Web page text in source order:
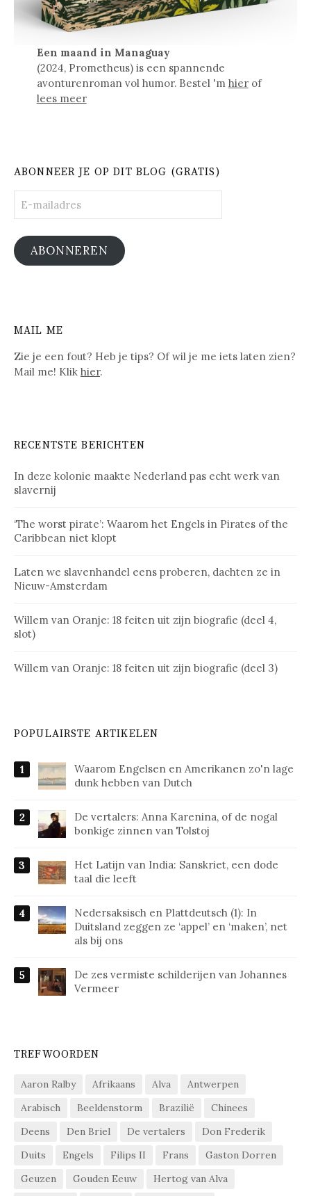
Een maand in Managuay
(2024, Prometheus) is een spannende
avonturenroman vol humor. Bestel 'm hierof
lees meer
ABONNEER JE OP DIT BLOG (GRATIS)
mailadres
ABONNEREN
MAIL ME
Zie je een fout? Heb je tips? Of wil je me iets laten zien?
Mail me! Klik hier.
RECENTSTE BERICHTEN
In deze kolonie maakte Nederland pas echt werk van
slavernij
‘The worst pirate’: Waarom het Engels in Pirates of the
Caribbean niet klopt
Laten we slavenhandel eens proberen, dachten ze in
Nieuw-Amsterdam
Willem van Oranje: 18 feiten uit zijn biografie (deel 4,
slot)
Willem van Oranje: 18 feiten uit zijn biografie (deel 3)
POPULAIRSTE ARTIKELEN
Waarom Engelsen en Amerikanen zo'n lage
dunk hebben van Dutch
De vertalers: Anna Karenina, of de nogal
bonkige zinnen van Tolstoj
Het Latijn van India: Sanskriet, een dode
taal die leeft
Nedersaksisch en Plattdeutsch (1): In
Duitsland zeggen ze ‘appel’ en ‘maken’, net
als bij ons
De zes vermiste schilderijen van Johannes
Vermeer
TREFWOORDEN
Aaron Ralby Afrikaans Alva
Antwerpen
Arabisch
Beeldenstorm Brazilië
Chinees
Deens
Den Briel De vertalers
Don Frederik
Duits
Engels Filips II Frans
Gaston Dorren
Geuzen
Gouden Eeuw Hertog van Alva